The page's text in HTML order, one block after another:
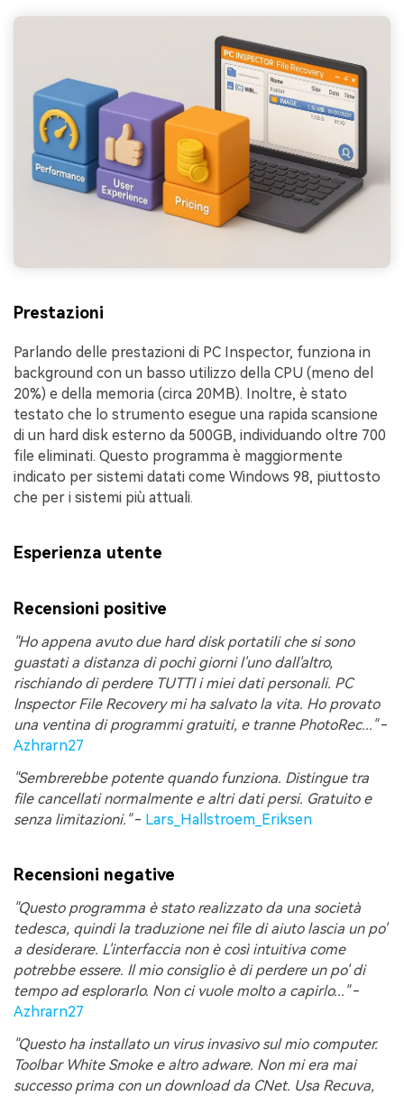
Prestazioni
Parlando delle prestazioni di PC Inspector, funziona in
background con un basso utilizzo della CPU (meno del
20%) e della memoria (circa 20MB). Inoltre, è stato
testato che lo strumento esegue una rapida scansione
di un hard disk esterno da 500GB, individuando oltre 700
file eliminati. Questo programma è maggiormente
indicato per sistemi datati come Windows 98, piuttosto
che per i sistemi più attuali.
Esperienza utente
Recensioni positive
"Ho appena avuto due hard disk portatili che si sono
guastati a distanza di pochi giorni l'uno dall'altro,
rischiando di perdere TUTTI i miei dati personali. PC
Inspector File Recovery mi ha salvato la vita. Ho provato
una ventina di programmi gratuiti, e tranne PhotoRec..."-
Azhrarn27
"Sembrerebbe potente quando funziona. Distingue tra
file cancellati normalmente e altri dati persi. Gratuito e
senza limitazioni."- Lars_Hallstroem_Eriksen
Recensioni negative
"Questo programma è stato realizzato da una società
tedesca, quindi la traduzione nei file di aiuto lascia un po'
a desiderare. L'interfaccia non è così intuitiva come
potrebbe essere. Il mio consiglio è di perdere un po' di
tempo ad esplorarlo. Non ci vuole molto a capirlo..."-
Azhrarn27
"Questo ha installato un virus invasivo sul mio computer.
Toolbar White Smoke e altro adware. Non mi era mai
successo prima con un download da CNet. Usa Recuva,